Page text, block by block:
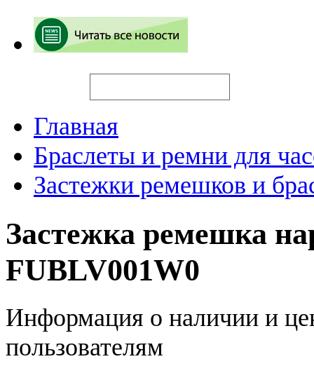
Главная
Браслеты и ремни для
Застежки ремешков и
Застежка ремешка
FUBLV001W0
Информация о наличии и
пользователям